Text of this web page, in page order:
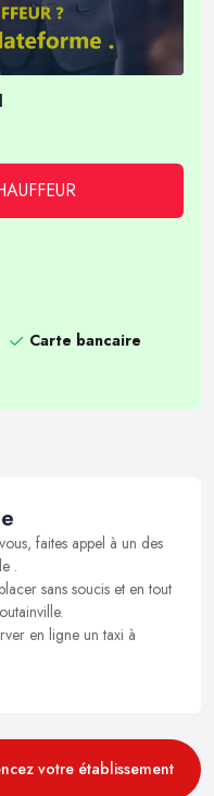
Carte bancaire
faites appel à un des
.
sans soucis et en tout
en ligne un taxi à
votre établissement